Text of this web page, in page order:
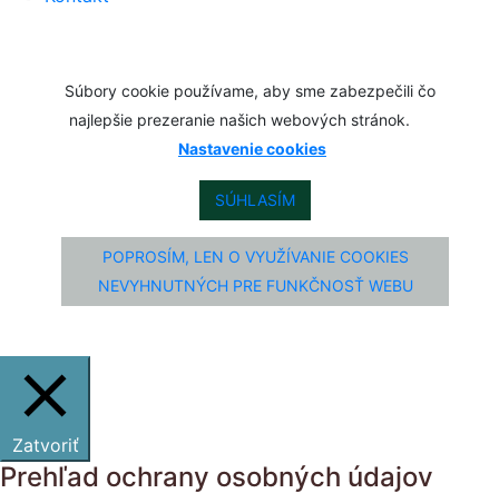
Súbory cookie používame, aby sme zabezpečili čo
najlepšie prezeranie našich webových stránok.
Nastavenie cookies
SÚHLASÍM
POPROSÍM, LEN O VYUŽÍVANIE COOKIES
NEVYHNUTNÝCH PRE FUNKČNOSŤ WEBU
Zatvoriť
Prehľad ochrany osobných údajov